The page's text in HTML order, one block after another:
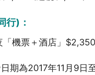
行)：
「機票＋酒店」
期為2017年11月9日